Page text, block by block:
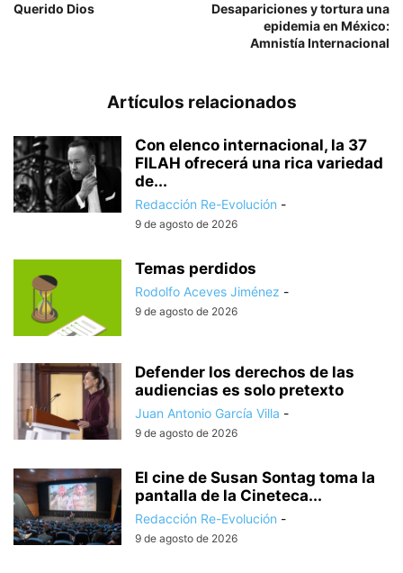
Querido Dios
Desapariciones y tortura una
epidemia en México:
Amnistía Internacional
Artículos relacionados
Con elenco internacional, la 37
FILAH ofrecerá una rica variedad
de...
Redacción Re-Evolución -
9 de agosto de 2026
Temas perdidos
Rodolfo Aceves Jiménez -
9 de agosto de 2026
Defender los derechos de las
audiencias es solo pretexto
Juan Antonio García Villa -
9 de agosto de 2026
El cine de Susan Sontag toma la
pantalla de la Cineteca...
Redacción Re-Evolución -
9 de agosto de 2026